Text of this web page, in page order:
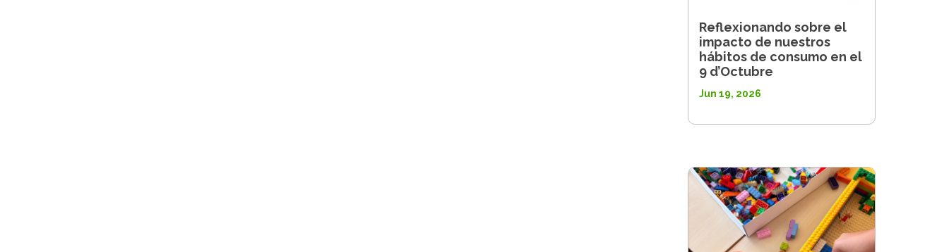
Reflexionando sobre el
impacto de nuestros
hábitos de consumo en el
9 d’Octubre
Jun 19, 2026